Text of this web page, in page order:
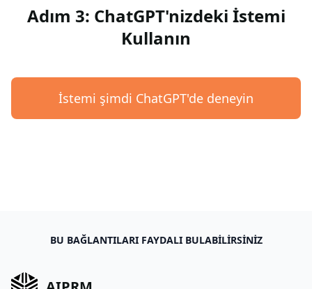
Adım 3: ChatGPT'nizdeki İstemi
Kullanın
İstemi şimdi ChatGPT'de deneyin
BU BAĞLANTILARI FAYDALI BULABILIRSINIZ